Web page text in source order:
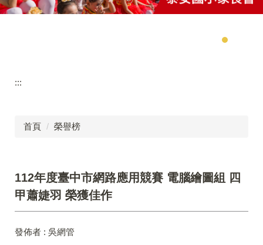
:::
首頁 榮譽榜
112年度臺中市網路應用競賽 電腦繪圖組 四
甲蕭婕羽 榮獲佳作
發佈者 : 吳網管